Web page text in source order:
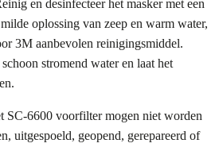
en desinfecteer het masker met een
oplossing van zeep en warm water,
3M aanbevolen reinigingsmiddel.
stromend water en laat het
SC-6600 voorfilter mogen niet worden
uitgespoeld, geopend, gerepareerd of